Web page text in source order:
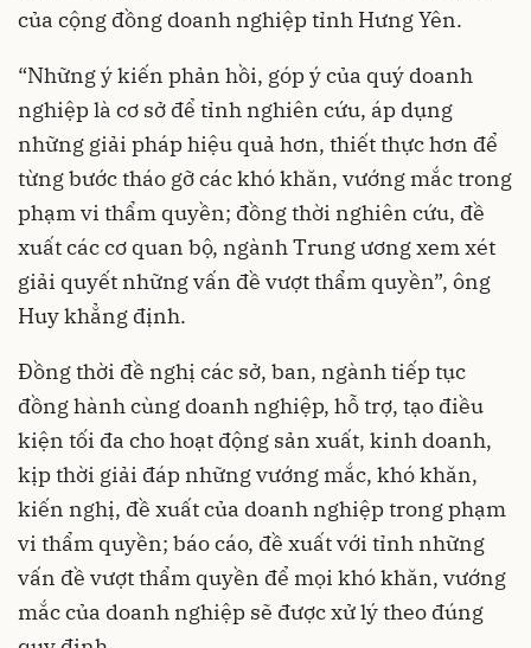
của cộng đồng doanh nghiệp tỉnh Hưng Yên.
“Những ý kiến phản hồi, góp ý của quý doanh
nghiệp là cơ sở để tỉnh nghiên cứu, áp dụng
những giải pháp hiệu quả hơn, thiết thực hơn để
từng bước tháo gỡ các khó khăn, vướng mắc trong
phạm vi thẩm quyền; đồng thời nghiên cứu, đề
xuất các cơ quan bộ, ngành Trung ương xem xét
giải quyết những vấn đề vượt thẩm quyền”, ông
Huy khẳng định.
Đồng thời đề nghị các sở, ban, ngành tiếp tục
đồng hành cùng doanh nghiệp, hỗ trợ, tạo điều
kiện tối đa cho hoạt động sản xuất, kinh doanh,
kịp thời giải đáp những vướng mắc, khó khăn,
kiến nghị, đề xuất của doanh nghiệp trong phạm
vi thẩm quyền; báo cáo, đề xuất với tỉnh những
vấn đề vượt thẩm quyền để mọi khó khăn, vướng
mắc của doanh nghiệp sẽ được xử lý theo đúng